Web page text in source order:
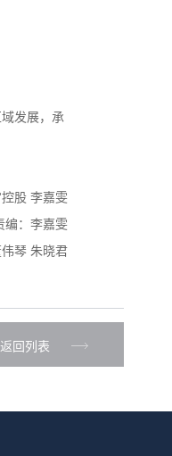
发展，承
股 李嘉雯
编：李嘉雯
琴 朱晓君
返回列表